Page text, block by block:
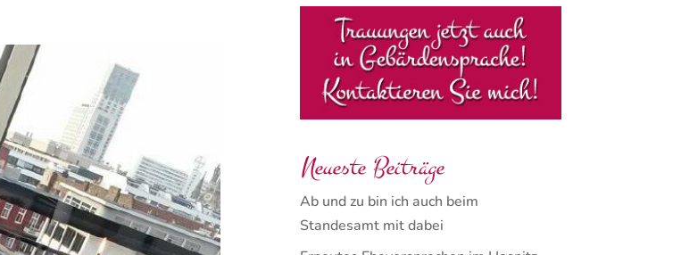
Neueste Beiträge
Ab und zu bin ich auch beim
Standesamt mit dabei